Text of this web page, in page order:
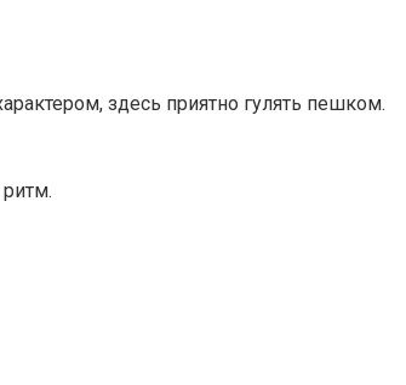
здесь приятно гулять пешком.